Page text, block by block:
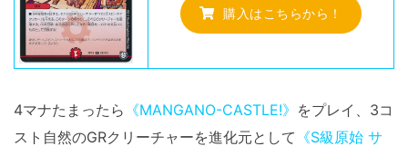
購入はこちらから！
4マナたまったら 《MANGANO-CASTLE!》 をプレイ、3コ
スト自然のGRクリーチャーを進化元として 《S級原始 サ